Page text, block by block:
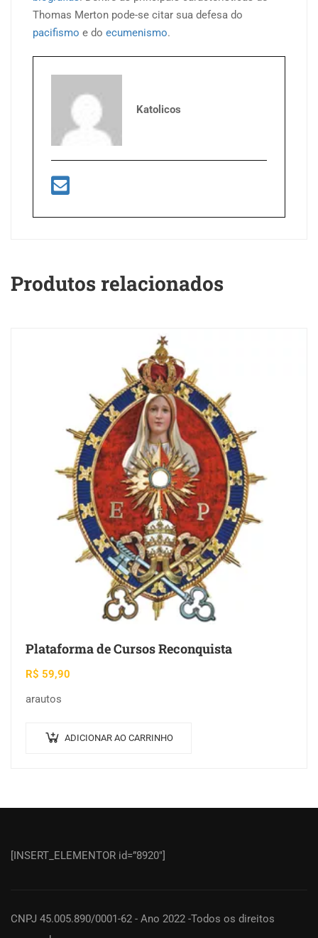
Thomas Merton pode-se citar sua defesa do
pacifismo e do ecumenismo.
Katolicos
Produtos relacionados
Plataforma de Cursos Reconquista
R$ 59,90
arautos
ADICIONAR AO CARRINHO
[INSERT_ELEMENTOR id=”8920″]
CNPJ 45.005.890/0001-62 - Ano 2022 -Todos os direitos